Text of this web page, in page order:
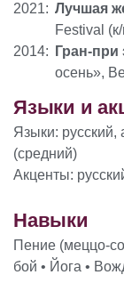
2021: Лучшая
Festival
2014:
Гран-при
осень»,
Языки и
Языки: русский,
(средний)
Акценты:
Навыки
Пение (меццо-
бой • Йога •